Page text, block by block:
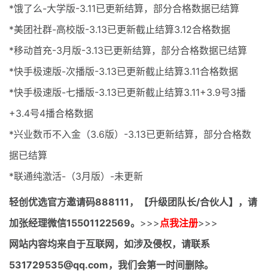
*饿了么-大学版-3.11已更新结算，部分合格数据已结算
*美团社群-高校版-3.13已更新截止结算3.12合格数据
*移动首充-3月版-3.13已更新结算，部分合格数据已结算
*快手极速版-次播版-3.13已更新截止结算3.11合格数据
*快手极速版-七播版-3.13已更新截止结算3.11+3.9号3播
+3.4号4播合格数据
*兴业数币不入金（3.6版）-3.13已更新结算，部分合格数
据已结算
*联通纯激活-（3月版）-未更新
轻创优选官方邀请码888111，【升级团队长/合伙人】，请
加张经理微信15501122569。 >>> 点我注册>>>
网站内容均来自于互联网，如涉及侵权，请联系
531729535@qq.com，我们会第一时间删除。